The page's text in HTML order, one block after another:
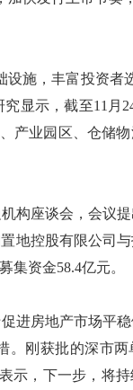
施，丰富投资者
显示，截至11月
产业园区、仓储
座谈会，会议提
地控股有限公司
集资金58.4亿元。
房地产市场平稳
。刚获批的深市
示，下一步，将